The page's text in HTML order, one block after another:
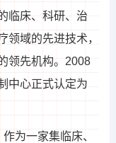
临床、科研、治
领域的先进技术，
领先机构。2008
中心正式认定为
为一家集临床、